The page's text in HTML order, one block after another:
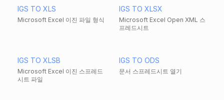
IGS TO XLS
Microsoft Excel 이진 파일 형식
IGS TO XLSX
Microsoft Excel Open XML 스
프레드시트
IGS TO XLSB
Microsoft Excel 이진 스프레드
시트 파일
IGS TO ODS
문서 스프레드시트 열기